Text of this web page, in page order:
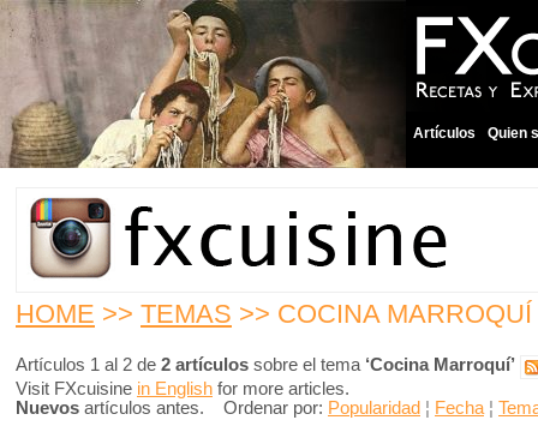
Artículos Quien
HOME >> TEMAS >> COCINA MARROQUÍ
Artículos 1 al 2 de 2 artículos sobre el tema ‘Cocina Marroquí’
Visit FXcuisine in English for more articles.
Nuevos artículos antes. Ordenar por: Popularidad ¦ Fecha ¦